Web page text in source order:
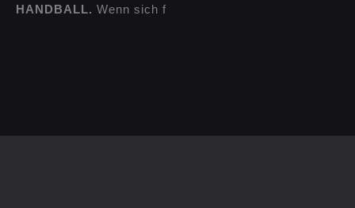
HANDBALL. Wenn sich f